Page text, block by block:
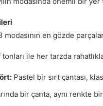
modasının en gözde
ile her tarzda
Pastel bir sırt çantası,
bir çanta, aynı renkte